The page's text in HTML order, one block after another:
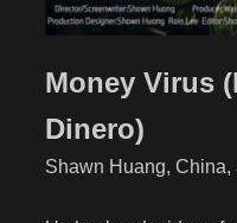
Money Virus
Dinero)
Shawn Huang, China,